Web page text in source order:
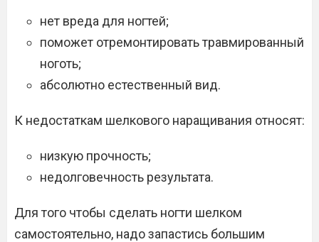
нет вреда для ногтей;
поможет отремонтировать травмированный
ноготь;
абсолютно естественный вид.
К недостаткам шелкового наращивания относят:
низкую прочность;
недолговечность результата.
Для того чтобы сделать ногти шелком
самостоятельно, надо запастись большим